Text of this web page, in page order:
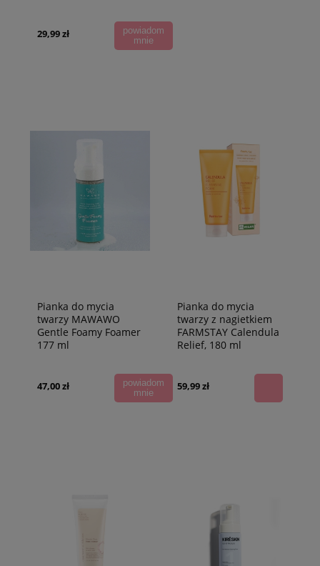
29,99 zł
powiadom
mnie
Pianka do mycia
twarzy MAWAWO
Gentle Foamy Foamer
177 ml
47,00 zł
powiadom
mnie
Pianka do mycia
twarzy z nagietkiem
FARMSTAY Calendula
Relief, 180 ml
59,99 zł